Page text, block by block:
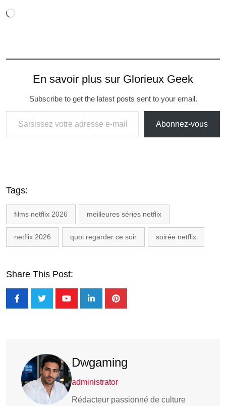
En savoir plus sur Glorieux Geek
Subscribe to get the latest posts sent to your email.
Abonnez-vous
Tags:
films netflix 2026 meilleures séries netflix
netflix 2026 quoi regarder ce soir soirée netflix
Share This Post:
Dwgaming
administrator
Rédacteur passionné de culture